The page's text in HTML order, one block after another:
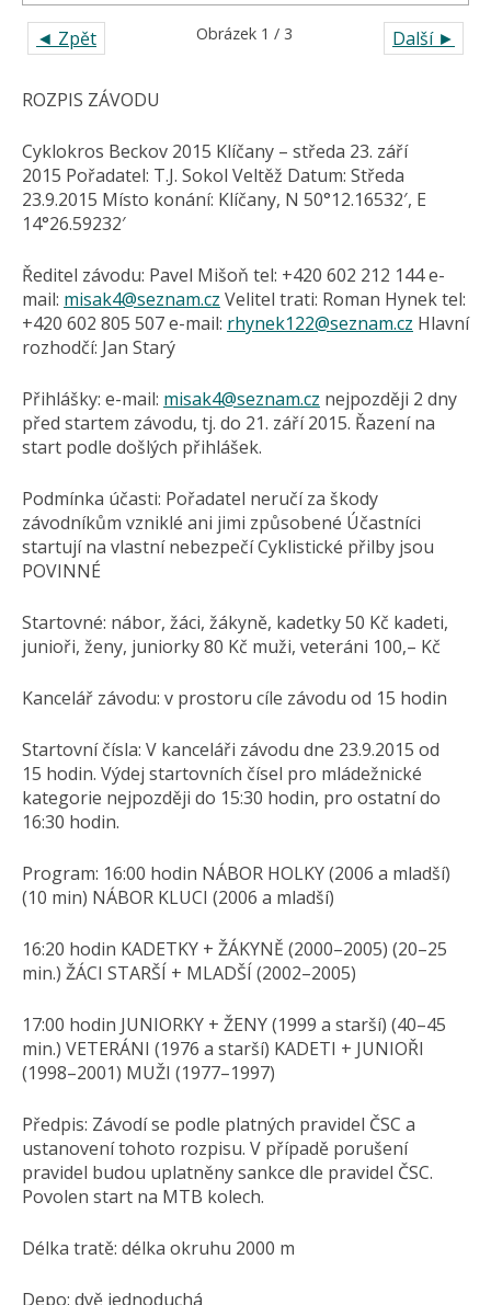
◄ Zpět Další ►
Obrázek 1 / 3
ROZPIS ZÁVODU
Cyklokros Beckov 2015 Klíčany – středa 23. září
2015 Pořadatel: T.J. Sokol Veltěž Datum: Středa
23.9.2015 Místo konání: Klíčany, N 50°12.16532′, E
14°26.59232′
Ředitel závodu: Pavel Mišoň tel: +420 602 212 144 e-
mail: misak4@seznam.cz Velitel trati: Roman Hynek tel:
+420 602 805 507 e-mail: rhynek122@seznam.cz Hlavní
rozhodčí: Jan Starý
Přihlášky: e-mail: misak4@seznam.cz nejpozději 2 dny
před startem závodu, tj. do 21. září 2015. Řazení na
start podle došlých přihlášek.
Podmínka účasti: Pořadatel neručí za škody
závodníkům vzniklé ani jimi způsobené Účastníci
startují na vlastní nebezpečí Cyklistické přilby jsou
POVINNÉ
Startovné: nábor, žáci, žákyně, kadetky 50 Kč kadeti,
junioři, ženy, juniorky 80 Kč muži, veteráni 100,– Kč
Kancelář závodu: v prostoru cíle závodu od 15 hodin
Startovní čísla: V kanceláři závodu dne 23.9.2015 od
15 hodin. Výdej startovních čísel pro mládežnické
kategorie nejpozději do 15:30 hodin, pro ostatní do
16:30 hodin.
Program: 16:00 hodin NÁBOR HOLKY (2006 a mladší)
(10 min) NÁBOR KLUCI (2006 a mladší)
16:20 hodin KADETKY + ŽÁKYNĚ (2000–2005) (20–25
min.) ŽÁCI STARŠÍ + MLADŠÍ (2002–2005)
17:00 hodin JUNIORKY + ŽENY (1999 a starší) (40–45
min.) VETERÁNI (1976 a starší) KADETI + JUNIOŘI
(1998–2001) MUŽI (1977–1997)
Předpis: Závodí se podle platných pravidel ČSC a
ustanovení tohoto rozpisu. V případě porušení
pravidel budou uplatněny sankce dle pravidel ČSC.
Povolen start na MTB kolech.
Délka tratě: délka okruhu 2000 m
Depo: dvě jednoduchá